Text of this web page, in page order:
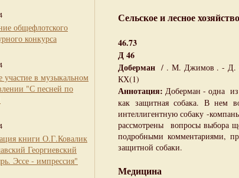
общефлотского
конкурса
участие в музыкальном
"С песней по
книги О.Г.Ковалик
Георгиевский
Эссе - импрессия"
Сельское и лесное хозяйство
46.73
Д 46
Доберман / . М. Джимов . - Д. :
КХ(1)
Аннотация: Доберман - одна из
как защитная собака. В нем
интеллигентную собаку -
рассмотрены вопросы выбора
подробными комментариями,
защитной собаки.
Медицина